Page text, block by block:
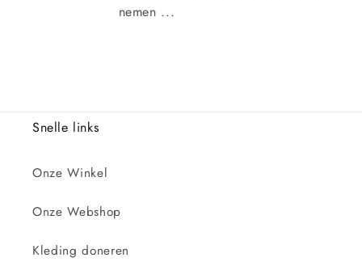
nemen ...
Snelle links
Onze Winkel
Onze Webshop
Kleding doneren